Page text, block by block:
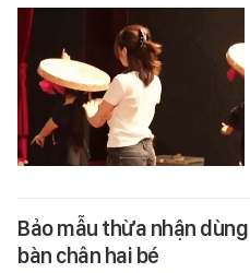
Bảo mẫu thừa nhận
bàn chân hai bé